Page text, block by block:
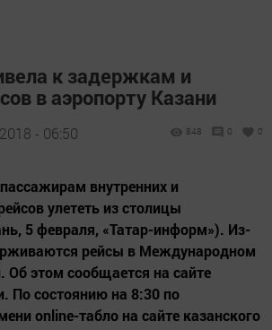
к задержкам и
в аэропорту Казани
- 06:50 848 0 0
внутренних и
улететь из столицы
5 февраля, «Татар-информ»). Из-
рейсы в Международном
Об этом сообщается на сайте
По состоянию на 8:30 по
online-табло на сайте казанского